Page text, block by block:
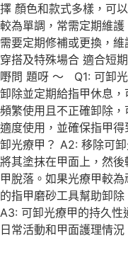
擇 顏色和款式多樣，可
較為單調，常需定期維
需要定期修補或更換，
穿搭及特殊場合 適合短
嘢問 題呀 ～ Q1: 可卸
卸除並定期給指甲休息
頻繁使用且不正確卸除
適度使用，並確保指甲
卸光療甲？ A2: 移除可
將其塗抹在甲面上，然
甲脫落。如果光療甲較
的指甲磨砂工具幫助卸
A3: 可卸光療甲的持久性
日常活動和甲面護理情